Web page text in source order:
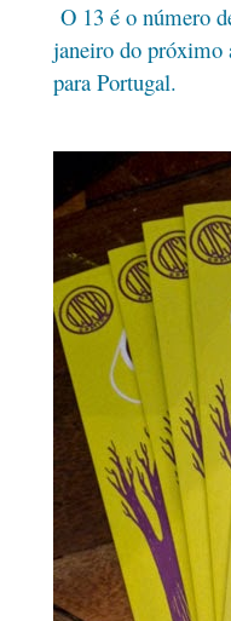
O 13 é o número
janeiro do próximo
para Portugal.